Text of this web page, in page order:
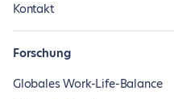
Kontakt
Forschung
Globales Work-Life-Balance